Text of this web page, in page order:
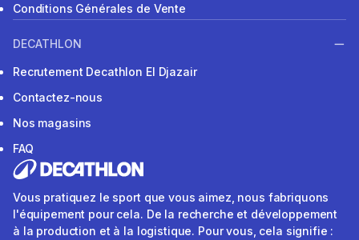
Conditions Générales de Vente
DECATHLON
Recrutement Decathlon El Djazair
Contactez-nous
Nos magasins
FAQ
Vous pratiquez le sport que vous aimez, nous fabriquons
l'équipement pour cela. De la recherche et développement
à la production et à la logistique. Pour vous, cela signifie :